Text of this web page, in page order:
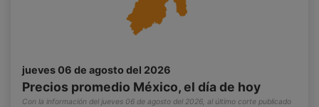
jueves 06 de agosto del 2026
Precios promedio México, el día de hoy
Con la información del jueves 06 de agosto del 2026, al último corte publicado